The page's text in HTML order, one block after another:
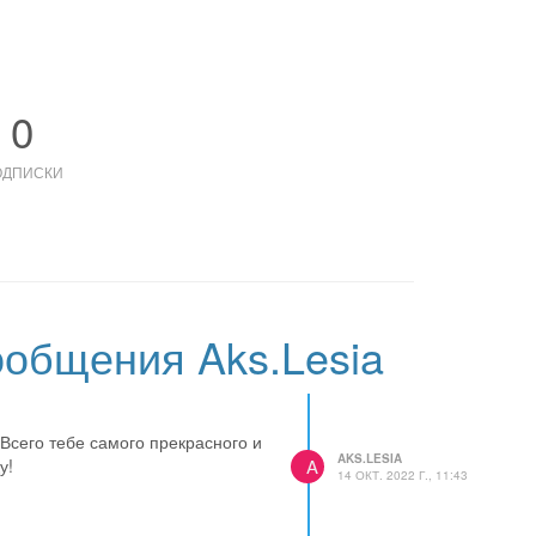
0
Aks.Lesia
тебе самого прекрасного и
A
AKS.LESIA
14 ОКТ. 2022 Г., 11:43